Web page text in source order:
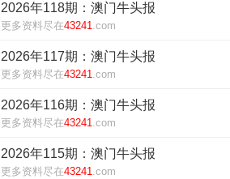
2026年118期：澳门牛头报
更多资料尽在43241.com
2026年117期：澳门牛头报
更多资料尽在43241.com
2026年116期：澳门牛头报
更多资料尽在43241.com
2026年115期：澳门牛头报
更多资料尽在43241.com